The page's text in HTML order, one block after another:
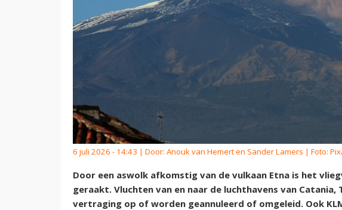
6 juli 2026 - 14:43 | Door: Anouk van Hemert en Sander Lamers | Foto:
Door een aswolk afkomstig van de vulkaan Etna is het
geraakt. Vluchten van en naar de luchthavens van Catania,
vertraging op of worden geannuleerd of omgeleid. Ook